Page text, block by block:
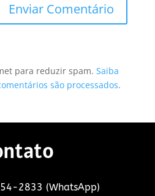
para reduzir spam. Saiba
são processados.
2833 (WhatsApp)